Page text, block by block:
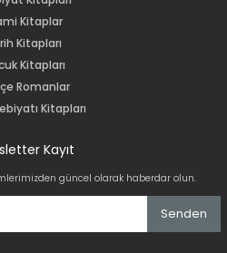
Kitaplar
Kitapları
Kitapları
Romanlar
Kitapları
Kayıt
güncel olarak haberdar olun.
Senden